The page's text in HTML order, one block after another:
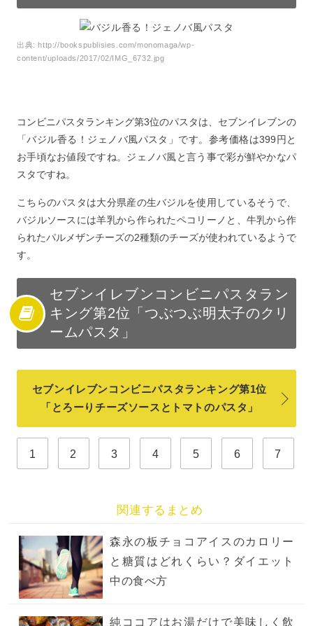
出典:http://bookspublisies.com/monomaga/wp-
content/uploads/2017/02/IMG_6732.jpg
コンビニパスタランキング第3位のパスタは、セブンイレブンの
「バジル香る！ジェノバ風パスタ」です。参考価格は399円と
お手頃なお値段ですね。ジェノバ風と言う事で彩が鮮やかなパ
スタですね。
こちらのパスタは大分県産の生バジルを使用しているそうで、
バジルソースには羊乳から作られたペコリーノと、牛乳から作
られたパルメザンチーズの2種類のチーズが使われているようで
す。
セブンイレブンコンビニパスタラン
キング第2位「つぶつぶ明太子のクリ
ームパスタ」
セブンイレブンコンビニパスタランキング第1位
「とろーりチーズソースとトマトのパスタ」
1 2 3 4 5 6 7
関連するまとめ
森永の板チョコアイスのカロリー
と糖質はどれくらい？ダイエット
中の食べ方
純ココアはお湯だけで美味しく飲